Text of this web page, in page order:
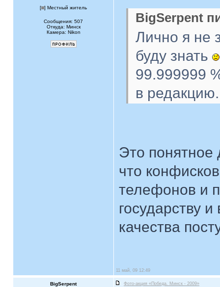
[ ] Местный житель
Сообщения: 507
Откуда: Минск
Камера: Nikon
BigSerpent
Лично я не
буду знать
99.999999
в редакцию.
Это понятное
что
телефонов и
государству
качества
11 май, 09 12:49
BigSerpent Фото-акция «Победа. Минск - 2009»